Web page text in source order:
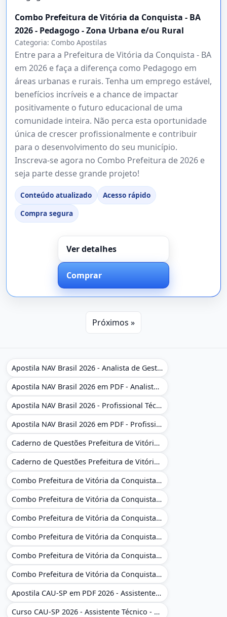
Combo Prefeitura de Vitória da Conquista - BA
2026 - Pedagogo - Zona Urbana e/ou Rural
Categoria: Combo Apostilas
Entre para a Prefeitura de Vitória da Conquista - BA
em 2026 e faça a diferença como Pedagogo em
áreas urbanas e rurais. Tenha um emprego estável,
benefícios incríveis e a chance de impactar
positivamente o futuro educacional de uma
comunidade inteira. Não perca esta oportunidade
única de crescer profissionalmente e contribuir
para o desenvolvimento do seu município.
Inscreva-se agora no Combo Prefeitura de 2026 e
seja parte desse grande projeto!
Conteúdo atualizado
Acesso rápido
Compra segura
Ver detalhes
Comprar
Próximos »
Apostila NAV Brasil 2026 - Analista de Gestão
Apostila NAV Brasil 2026 em PDF - Analista de Gestão
Apostila NAV Brasil 2026 - Profissional Técnico de Navegação Aérea - Operador de Torre de Controle
Apostila NAV Brasil 2026 em PDF - Profissional Técnico de Navegação Aérea - Operador de Torre de Controle
Caderno de Questões Prefeitura de Vitória da Conquista - BA - Conhecimentos Gerais - 450 Questões Gabaritadas
Caderno de Questões Prefeitura de Vitória da Conquista em PDF - BA - Conhecimentos Gerais - 450 Questões Gabaritadas
Combo Prefeitura de Vitória da Conquista - BA 2026 - Monitor Escolar (Educação Infantil e Cobertura das AC'S)
Combo Prefeitura de Vitória da Conquista - BA 2026 - Monitor Escolar (Educação Infantil e Cobertura das AC'S)
Combo Prefeitura de Vitória da Conquista - BA 2026 - Monitor Escolar (Suporte às Crianças com Deficiência)
Combo Prefeitura de Vitória da Conquista - BA 2026 - Monitor Escolar (Suporte às Crianças com Deficiência)
Combo Prefeitura de Vitória da Conquista - BA 2026 - Pedagogo - Zona Urbana e/ou Rural
Combo Prefeitura de Vitória da Conquista - BA 2026 - Pedagogo - Zona Urbana e/ou Rural
Apostila CAU-SP em PDF 2026 - Assistente Técnico - Administrativo
Curso CAU-SP 2026 - Assistente Técnico - Administrativo e Administrativo Regional